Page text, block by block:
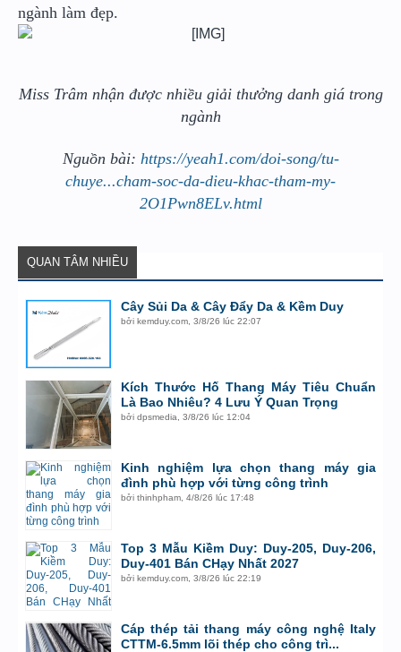
ngành làm đẹp.
Miss Trâm nhận được nhiều giải thưởng danh giá trong
ngành
Nguồn bài: https://yeah1.com/doi-song/tu-
chuye...cham-soc-da-dieu-khac-tham-my-
2O1Pwn8ELv.html
QUAN TÂM NHIỀU
Cây Sủi Da & Cây Đẩy Da & Kềm Duy
bởikemduy.com ,3/8/26 lúc 22:07
Kích Thước Hố Thang Máy Tiêu Chuẩn
Là Bao Nhiêu? 4 Lưu Ý Quan Trọng
bởidpsmedia ,3/8/26 lúc 12:04
Kinh nghiệm lựa chọn thang máy gia
đình phù hợp với từng công trình
bởithinhpham ,4/8/26 lúc 17:48
Top 3 Mẫu Kiềm Duy: Duy-205, Duy-206,
Duy-401 Bán CHạy Nhất 2027
bởikemduy.com ,3/8/26 lúc 22:19
Cáp thép tải thang máy công nghệ Italy
CTTM-6.5mm lõi thép cho công trì...